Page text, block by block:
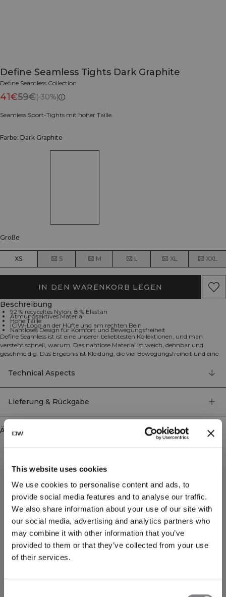
This website uses cookies
We use cookies to personalise content and ads, to
provide social media features and to analyse our traffic.
We also share information about your use of our site with
our social media, advertising and analytics partners who
may combine it with other information that you’ve
provided to them or that they’ve collected from your use
of their services.
Define Seamless Tights Dark Graphite
Define Seamless Collection
41€59€(-30%)
Seamless Sport-Tights mit hoher Taille.
Farbe: Dark Graphite
Größe
XS S M L XL XXL
IN DEN WARENKORB LEGEN
Beschreibung
92 % recyceltes Nylon, 8 % Elastan
Atmungsaktives Material
Hohe Taille
ICIW-Logo an der Hüfte und am rechten Bein
Nahtloses Design für Komfort und Bewegungsfreiheit
Define Seamless ist ist eine unserer beliebtesten Kollektionen, und man
versteht schnell, warum. Das nahtlose Material ist weich, dehnbar und
geschmeidig. Das Ergebnis ist Kleidung, die viel Bewegungsfreiheit und eine
Farben ... Define Seamless ist deine Workout-Kollektion erster Wahl für die
meisten Sportarten. Bei diesen Tights sind, wie bei anderer Kleidung dieser
Kollektion, Punktdetails in den Stoff gewebt, die das Design zur Geltung
unteren rechten Bein. Atmungsaktiv und mit hoher Taille für perfekte
Technical Aspects
Lieferung & Rückgabe
Ähnliche Produkte